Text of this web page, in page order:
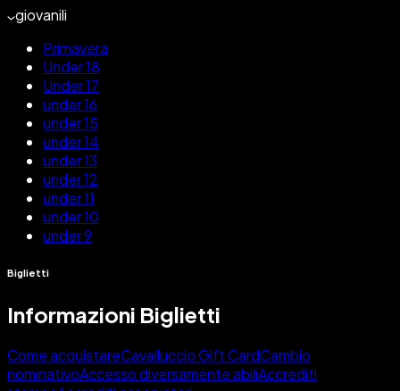
giovanili
Primavera
Under 18
Under 17
under 16
under 15
under 14
under 13
under 12
under 11
under 10
under 9
Biglietti
Informazioni Biglietti
Come acquistareCavalluccio Gift CardCambio
nominativoAccesso diversamente abiliAccrediti